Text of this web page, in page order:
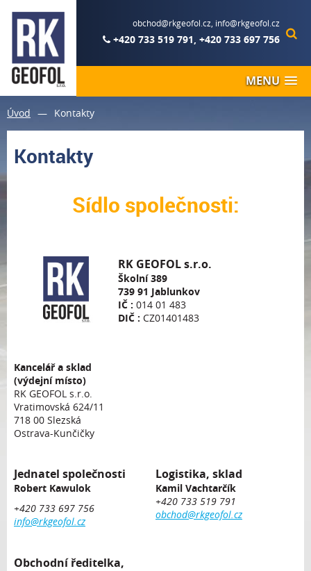
obchod@rkgeofol.cz info@rkgeofol.cz
+420 733 519 791, +420 733 697 756
MENU
Úvod — Kontakty
Kontakty
Sídlo společnosti:
RK GEOFOL s.r.o.
Školní 389
739 91 Jablunkov
IČ : 014 01 483
DIČ : CZ01401483
Kancelář a sklad
(výdejní místo)
RK GEOFOL s.r.o.
Vratimovská 624/11
718 00 Slezská
Ostrava-Kunčičky
Jednatel společnosti
Robert Kawulok
+420 733 697 756
info@rkgeofol.cz
Obchodní ředitelka,
Logistika, sklad
Kamil Vachtarčík
+420 733 519 791
obchod@rkgeofol.cz